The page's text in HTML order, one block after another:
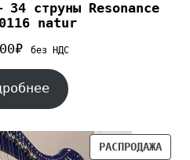
34 струны Resonance
natur
₽ без НДС
РАСПРОДАЖА